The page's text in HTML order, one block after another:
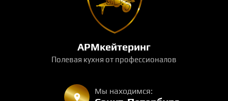
АРМкейтеринг
Полевая кухня от профессионалов
Мы находимся: